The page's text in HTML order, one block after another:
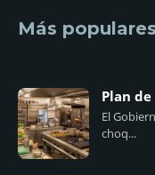
Más populares
Plan
El
choq...